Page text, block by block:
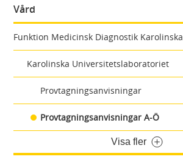
Vård
Funktion Medicinsk Diagnostik Karolinska
Karolinska Universitetslaboratoriet
Provtagningsanvisningar
Provtagningsanvisningar A-Ö
Visa fler